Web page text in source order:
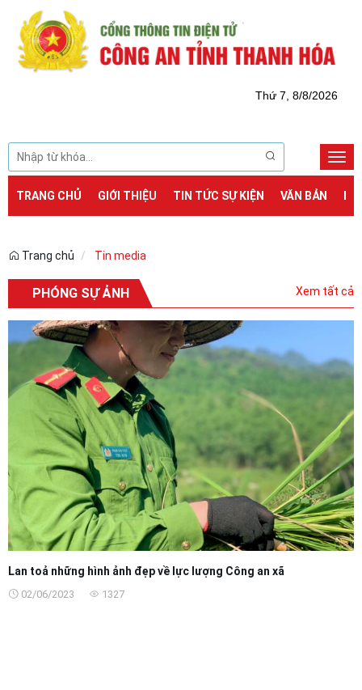
Thứ 7, 8/8/2026
TRANG CHỦ GIỚI THIỆU TIN TỨC SỰ KIỆN VĂN BẢN
Trang chủ Tin media
PHÓNG SỰ ẢNH
Lan toả những hình ảnh đẹp về lực lượng Công an xã
02/06/2023 1327
Xem tất cả